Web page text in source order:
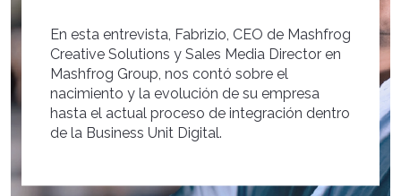
En esta entrevista, Fabrizio, CEO de Mashfrog
Creative Solutions y Sales Media Director en
Mashfrog Group, nos contó sobre el
nacimiento y la evolución de su empresa
hasta el actual proceso de integración dentro
de la Business Unit Digital.